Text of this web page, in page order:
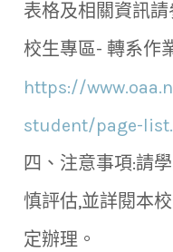
表格及相關資訊
校生專區- 轉系作
https://
student/page-
四、注意事項:請
慎評估,並詳閱本
定辦理。